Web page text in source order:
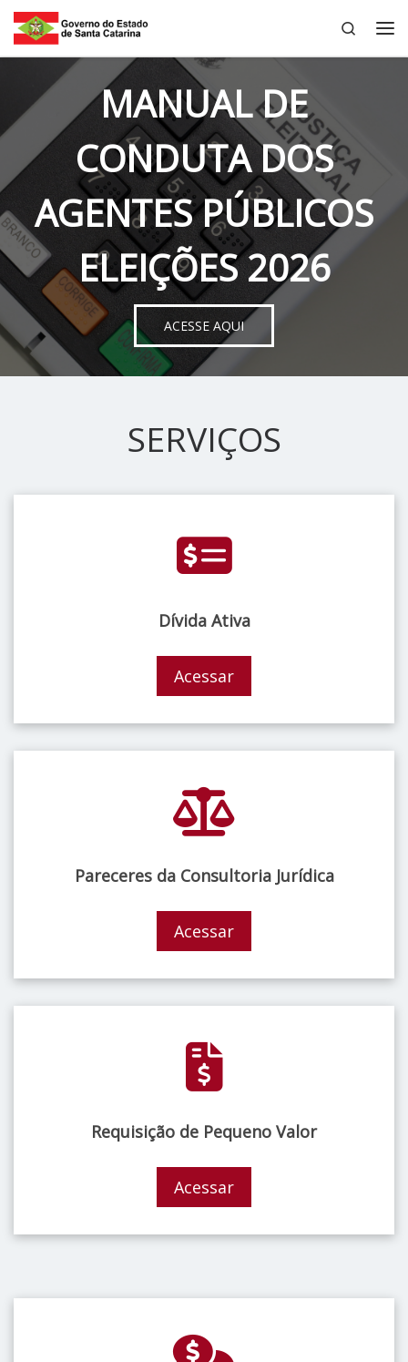
Skip to content
Search
MANUAL DE
CONDUTA DOS
AGENTES PÚBLICOS
ELEIÇÕES 2026
ACESSE AQUI
SERVIÇOS
Dívida Ativa
Acessar
Pareceres da Consultoria Jurídica
Acessar
Requisição de Pequeno Valor
Acessar